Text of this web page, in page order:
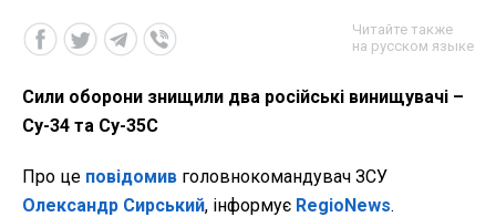
Читайте также
на русском языке
Сили оборони знищили два російські винищувачі –
Су-34 та Су-35С
Про це повідомив головнокомандувач ЗСУ
Олександр Сирський, інформує RegioNews.